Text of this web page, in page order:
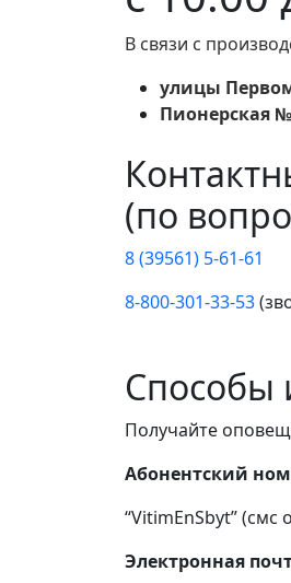
В связи с
улицы
Пионерская
(по
8 (39561) 5-61-61
8-800-301-33-53
Способы
Получайте
Абонентский
“VitimEnSbyt”
Электронная